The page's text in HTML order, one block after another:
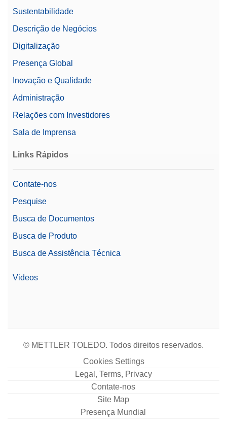
Sustentabilidade
Descrição de Negócios
Digitalização
Presença Global
Inovação e Qualidade
Administração
Relações com Investidores
Sala de Imprensa
Links Rápidos
Contate-nos
Pesquise
Busca de Documentos
Busca de Produto
Busca de Assistência Técnica
Videos
© METTLER TOLEDO. Todos direitos reservados.
Cookies Settings
Legal, Terms, Privacy
Contate-nos
Site Map
Presença Mundial